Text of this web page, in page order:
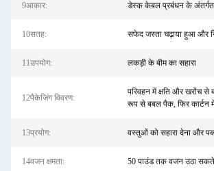
9आकार: डेस्क केबल प्रबंधन के अंतर्गत
10सतह: सफेद जस्ता चढ़ाया हुआ और
11उपयोग: लकड़ी के बीम का सहारा
12पैकेजिंग विवरण:
परिवहन में क्षति और खरोंच से
रूप से बबल पैक, फिर कार्टन
13प्रयोग: वस्तुओं को सहारा देना और
14वजन क्षमता: 50 पाउंड तक वजन उठा